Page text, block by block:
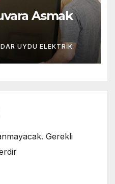
Asmak
UYDU ELEKTRIK
Gerekli